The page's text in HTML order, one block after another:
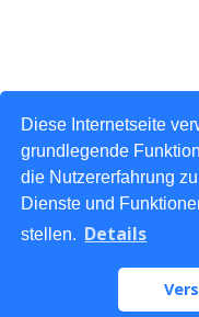
Diese Internetseite
grundlegende
die Nutzererfahrung
Dienste und
stellen. Details